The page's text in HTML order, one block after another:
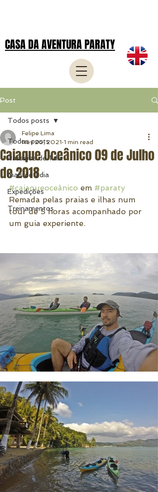
CASA DA AVENTURA PARATY
Post
Todos posts
Passeios de 1 dia
mais de 1 dia
Expedições
Treinamentos
Todos posts
Caiaque Oceânico 09 de Julho
de 2018
Felipe Lima
Nov 20, 2021 1 min read
#caiaqueoceânico em #paraty
Remada pelas praias e ilhas num
tour de 5 horas acompanhado por
um guia experiente.